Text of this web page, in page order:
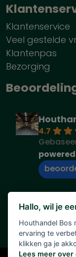
Klantenservice
Veel gestelde
Klantenpas
Bezorging
4.7
Hallo, wil je
Houthandel Bos
ervaring te
klikken ga je
Lees meer over